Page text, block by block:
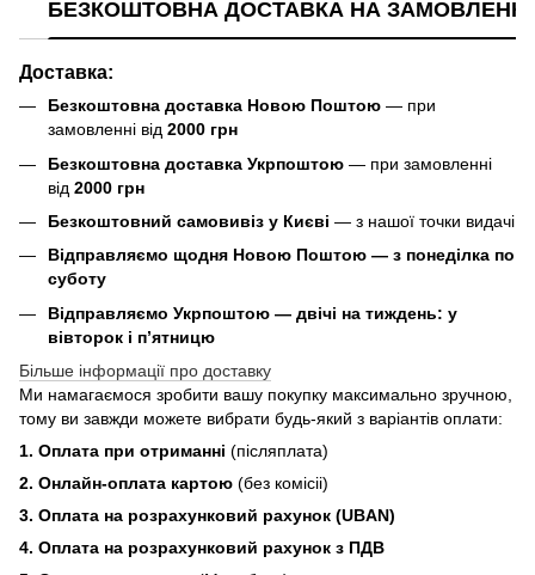
БЕЗКОШТОВНА ДОСТАВКА НА ЗАМОВЛЕННЯ
Доставка:
Безкоштовна доставка Новою Поштою — при
замовленні від 2000 грн
Безкоштовна доставка Укрпоштою — при замовленні
від 2000 грн
Безкоштовний самовивіз у Києві — з нашої точки видачі
Відправляємо щодня Новою Поштою — з понеділка по
суботу
Відправляємо Укрпоштою — двічі на тиждень: у
вівторок і п’ятницю
Більше інформації про доставку
Ми намагаємося зробити вашу покупку максимально зручною,
тому ви завжди можете вибрати будь-який з варіантів оплати:
1. Оплата при отриманні (післяплата)
2. Онлайн-оплата картою (без комісіі)
3. Оплата на розрахунковий рахунок (UBAN)
4. Оплата на розрахунковий рахунок з ПДВ